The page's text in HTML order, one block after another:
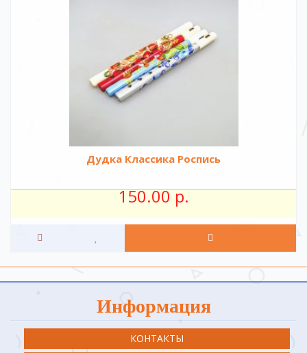
Дудка Классика Роспись
150.00 р.
Информация
КОНТАКТЫ